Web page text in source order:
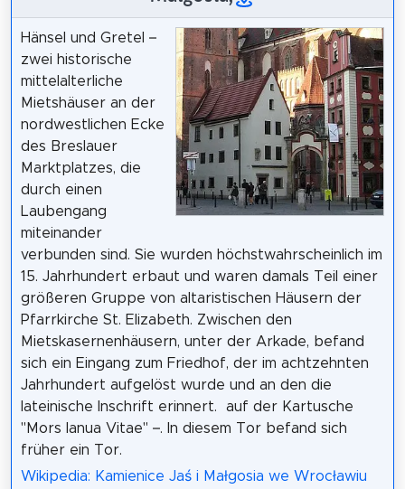
Hänsel und Gretel –
zwei historische
mittelalterliche
Mietshäuser an der
nordwestlichen Ecke
des Breslauer
Marktplatzes, die
durch einen
Laubengang
miteinander
verbunden sind. Sie wurden höchstwahrscheinlich im
15. Jahrhundert erbaut und waren damals Teil einer
größeren Gruppe von altaristischen Häusern der
Pfarrkirche St. Elizabeth. Zwischen den
Mietskasernenhäusern, unter der Arkade, befand
sich ein Eingang zum Friedhof, der im achtzehnten
Jahrhundert aufgelöst wurde und an den die
lateinische Inschrift erinnert. auf der Kartusche
"Mors Ianua Vitae" –. In diesem Tor befand sich
früher ein Tor.
Wikipedia: Kamienice Jaś i Małgosia we Wrocławiu